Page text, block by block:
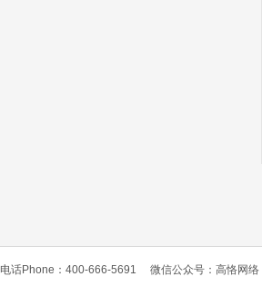
电话Phone：400-666-5691 微信公众号：高恪网络